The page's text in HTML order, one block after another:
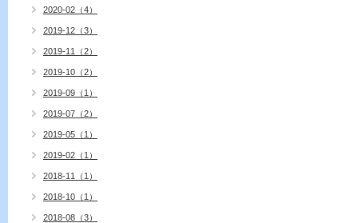
2020-02（4）
2019-12（3）
2019-11（2）
2019-10（2）
2019-09（1）
2019-07（2）
2019-05（1）
2019-02（1）
2018-11（1）
2018-10（1）
2018-08（3）